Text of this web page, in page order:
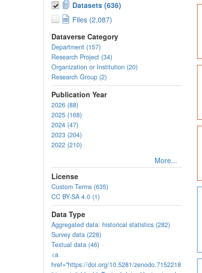
Datasets (636)
Files (2,087)
Dataverse Category
Department (157)
Research Project (34)
Organization or Institution (20)
Research Group (2)
Publication Year
2026 (88)
2025 (168)
2024 (47)
2023 (204)
2022 (210)
More...
License
Custom Terms (635)
CC BY-SA 4.0 (1)
Data Type
Aggregated data: historical statistics (282)
Survey data (228)
Textual data (46)
<a
href="https://doi.org/10.5281/zenodo.7152218